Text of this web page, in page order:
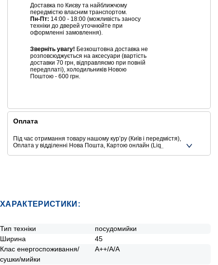
Доставка по Києву та найближчому
передмістю власним транспортом.
Пн-Пт: 14:00 - 18:00 (можливість заносу
техніки до дверей уточнюйте при
оформленні замовлення).
Зверніть увагу! Безкоштовна доставка не
розповсюджується на аксесуари (вартість
доставки 70 грн, відправляємо при повній
передплаті), холодильників Новою
Поштою - 600 грн.
Оплата
Під час отримання товару нашому курʼру (Київ і передмістя),
Оплата у відділенні Нова Пошта, Картою онлайн (Liqpay,
ХАРАКТЕРИСТИКИ:
Тип техніки
посудомийки
Ширина
45
Клас енергоспоживання/
сушки/мийки
А++/А/А